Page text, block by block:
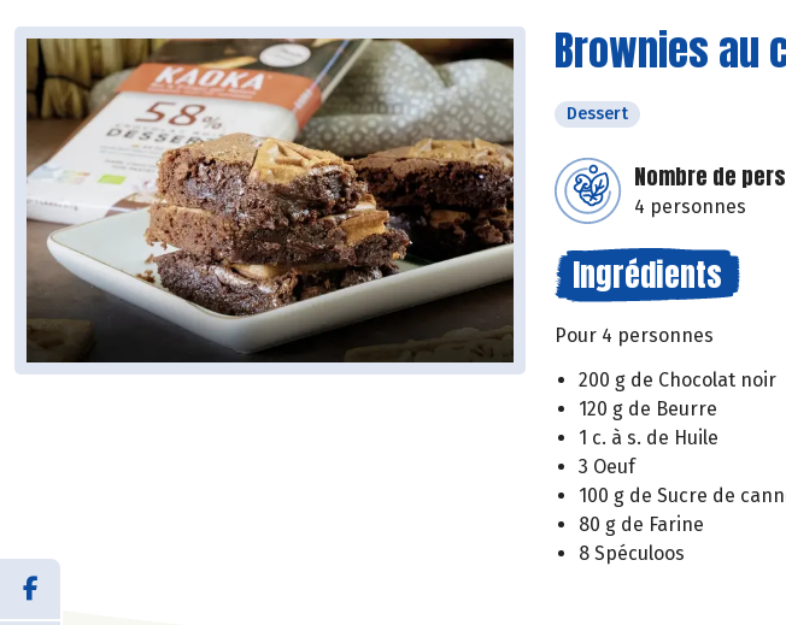
Brownies au
Dessert
Nombre de
4 personnes
Ingrédients
Pour 4 personnes
200 g de Chocolat noir
120 g de Beurre
1 c. à s. de Huile
3 Oeuf
100 g de Sucre de
80 g de Farine
8 Spéculoos